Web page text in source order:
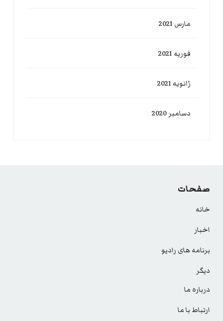
مارس 2021
فوریه 2021
ژانویه 2021
دسامبر 2020
صفحات
خانه
اخبار
برنامه های رادیو
دیگر
درباره ما
ارتباط با ما